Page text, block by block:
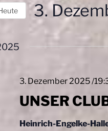
3.
ä
l
UNSER
3. Dezember 2025 /
Heinrich-Engelke-